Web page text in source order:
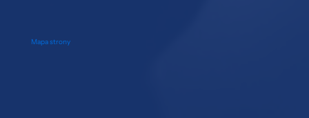
Mapa strony